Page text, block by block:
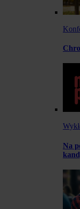
Na